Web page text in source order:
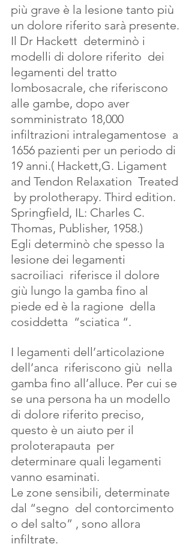
più grave è la lesione tanto più
un dolore riferito sarà presente.
Il Dr Hackett  determinò i
modelli di dolore riferito  dei
legamenti del tratto
lombosacrale, che riferiscono
alle gambe, dopo aver
somministrato 18,000
infiltrazioni intralegamentose  a
1656 pazienti per un periodo di
19 anni.( Hackett,G. Ligament
and Tendon Relaxation  Treated
by prolotherapy. Third edition.
Springfield, IL: Charles C.
Thomas, Publisher, 1958.)
Egli determinò che spesso la
lesione dei legamenti
sacroiliaci  riferisce il dolore
giù lungo la gamba fino al
piede ed è la ragione  della
cosiddetta  “sciatica “.
I legamenti dell’articolazione
dell’anca  riferiscono giù  nella
gamba fino all’alluce. Per cui se
se una persona ha un modello
di dolore riferito preciso,
questo è un aiuto per il
proloterapauta  per
determinare quali legamenti
vanno esaminati.
Le zone sensibili, determinate
dal “segno  del contorcimento
o del salto” , sono allora
infiltrate.